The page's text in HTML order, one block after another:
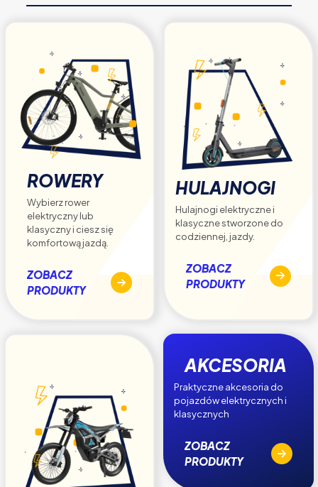
ROWERY
Wybierz rower
elektryczny lub
klasyczny i ciesz się
komfortową jazdą.
ZOBACZ
PRODUKTY
HULAJNOGI
Hulajnogi elektryczne i
klasyczne stworzone do
codziennej, jazdy.
ZOBACZ
PRODUKTY
AKCESORIA
Praktyczne akcesoria do
pojazdów elektrycznych i
klasycznych
ZOBACZ
PRODUKTY